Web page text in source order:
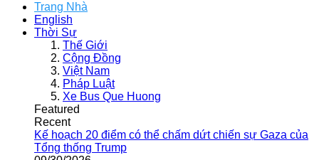
Trang Nhà
English
Thời Sự
Thế Giới
Cộng Đồng
Việt Nam
Pháp Luật
Xe Bus Que Huong
Featured
Recent
Kế hoạch 20 điểm có thể chấm dứt chiến sự Gaza của
Tổng thống Trump